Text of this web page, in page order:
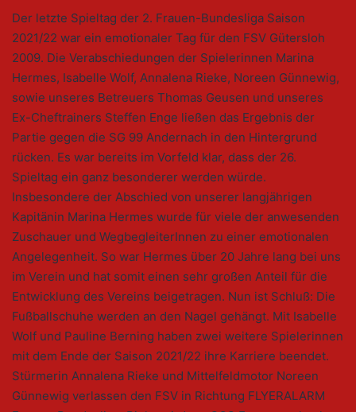
Der letzte Spieltag der 2. Frauen-Bundesliga Saison
2021/22 war ein emotionaler Tag für den FSV Gütersloh
2009. Die Verabschiedungen der Spielerinnen Marina
Hermes, Isabelle Wolf, Annalena Rieke, Noreen Günnewig,
sowie unseres Betreuers Thomas Geusen und unseres
Ex-Cheftrainers Steffen Enge ließen das Ergebnis der
Partie gegen die SG 99 Andernach in den Hintergrund
rücken. Es war bereits im Vorfeld klar, dass der 26.
Spieltag ein ganz besonderer werden würde.
Insbesondere der Abschied von unserer langjährigen
Kapitänin Marina Hermes wurde für viele der anwesenden
Zuschauer und WegbegleiterInnen zu einer emotionalen
Angelegenheit. So war Hermes über 20 Jahre lang bei uns
im Verein und hat somit einen sehr großen Anteil für die
Entwicklung des Vereins beigetragen. Nun ist Schluß: Die
Fußballschuhe werden an den Nagel gehängt. Mit Isabelle
Wolf und Pauline Berning haben zwei weitere Spielerinnen
mit dem Ende der Saison 2021/22 ihre Karriere beendet.
Stürmerin Annalena Rieke und Mittelfeldmotor Noreen
Günnewig verlassen den FSV in Richtung FLYERALARM